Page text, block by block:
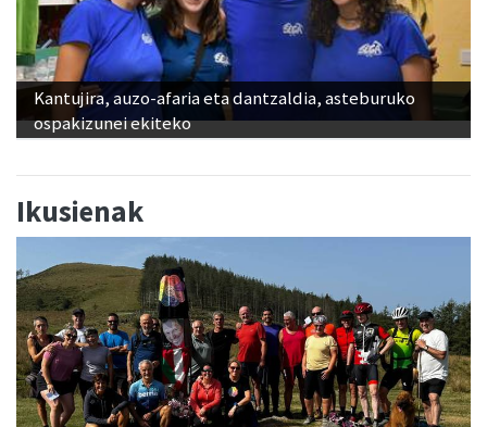
Kantujira, auzo-afaria eta dantzaldia, asteburuko
ospakizunei ekiteko
Ikusienak